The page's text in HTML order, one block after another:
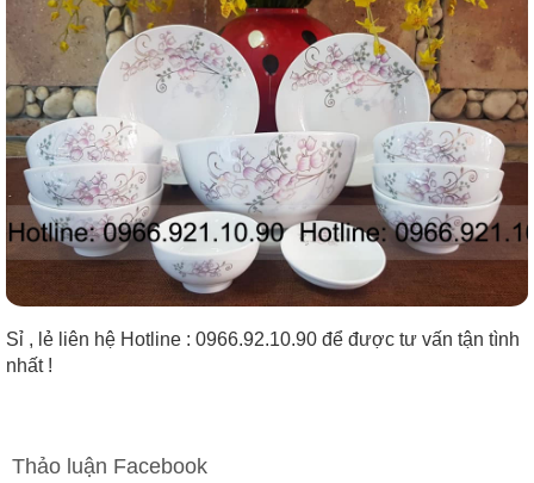
Sỉ , lẻ liên hệ Hotline : 0966.92.10.90 để được tư vấn tận tình
nhất !
Thảo luận Facebook